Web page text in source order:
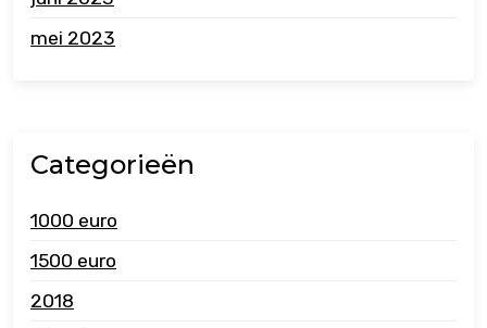
mei 2023
Categorieën
1000 euro
1500 euro
2018